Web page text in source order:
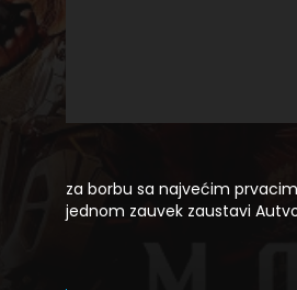
za borbu sa najvećim
jednom zauvek zaustavi